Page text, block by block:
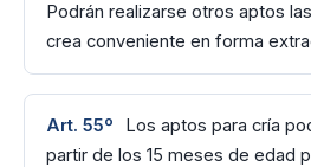
Podrán realizarse otros aptos
crea conveniente en forma
Art. 55º
Los aptos para cría
partir de los 15 meses de edad